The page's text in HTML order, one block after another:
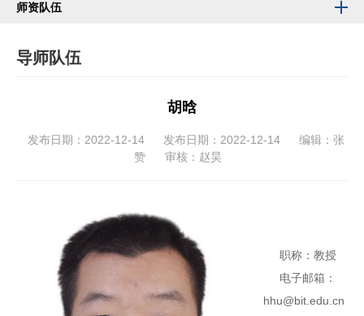
师资队伍
导师队伍
胡晗
发布日期：2022-12-14 发布日期：2022-12-14
编辑：张
赞
审核：赵昊
职称：教授
电子邮箱：
hhu@bit.edu.cn